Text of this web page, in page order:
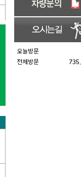
오늘방문
전체방문